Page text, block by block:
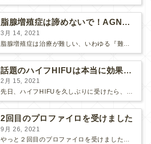
脂腺増殖症は諦めないで！AGNESアグネス治療でツルツル肌に！
3月 14, 2021
話題のハイフHIFUは本当に効果があるのか？
2月 15, 2021
先日、ハイフHIFUを久しぶりに受けたら、顔の調子がとても良い感じです♪ 私はハイフHIFU後はいつも３日位、人には気付かれない程度に軽く腫れて、その後、グングンと顔が引き締まります。 ...
2回目のプロファイロを受けました
9月 26, 2021
やっと２回目のプロファイロを受けました。 ↑ 写真はプロファイロ翌日です。 この距離の写真では凹凸は映らないですし、 実物も、首がよく見ると凹凸が残っている位で、 それも３日で...